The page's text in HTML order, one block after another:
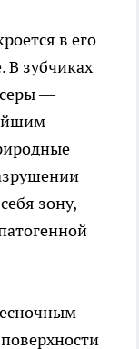
в его
В зубчиках
серы —
зону,